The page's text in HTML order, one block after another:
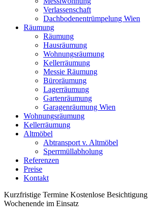
Verlassenschaft
Dachbodenentrümpelung Wien
Räumung
Räumung
Hausräumung
Wohnungsräumung
Kellerräumung
Messie Räumung
Büroräumung
Lagerräumung
Gartenräumung
Garagenräumung Wien
Wohnungsräumung
Kellerräumung
Altmöbel
Abtransport v. Altmöbel
Sperrmüllabholung
Referenzen
Preise
Kontakt
Kurzfristige Termine Kostenlose Besichtigung
Wochenende im Einsatz